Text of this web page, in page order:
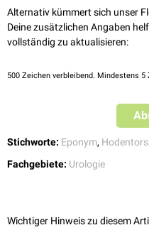
Alternativ kümmert sich unser
Deine zusätzlichen Angaben
vollständig zu aktualisieren:
500 Zeichen verbleibend. Mindestens 5
Stichworte: Eponym,
Fachgebiete: Urologie
Wichtiger Hinweis zu diesem